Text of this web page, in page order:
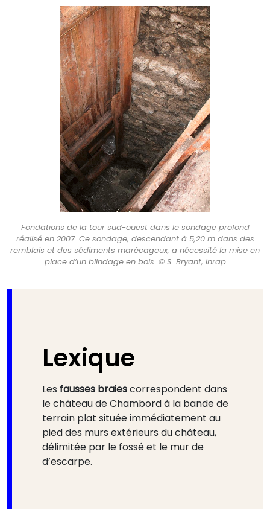
Fondations de la tour sud-ouest dans le sondage profond
réalisé en 2007. Ce sondage, descendant à 5,20 m dans des
remblais et des sédiments marécageux, a nécessité la mise en
place d’un blindage en bois. © S. Bryant, Inrap
Lexique
Les fausses braiescorrespondent dans
le château de Chambord à la bande de
terrain plat située immédiatement au
pied des murs extérieurs du château,
délimitée par le fossé et le mur de
d’escarpe.